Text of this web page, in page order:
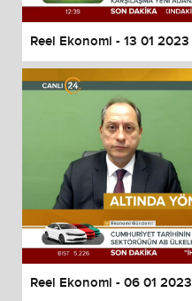
Reel Ekonomi - 13 01 2023
Reel Ekonomi - 06 01 2023